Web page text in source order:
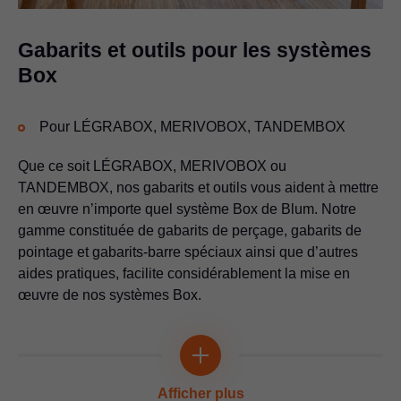
Pour déterminer la position de la contreplaque à visser TIP-ON
Vidéo d’application
Gabarit unique universel
Pour le préperçage des positions de montage pour coulisses
corps de meuble, réservoirs de force, embases et supports
Poinçon pour embase
Gabarits et outils pour les systèmes
Box
Pour LÉGRABOX, MERIVOBOX, TANDEMBOX
Que ce soit LÉGRABOX, MERIVOBOX ou
TANDEMBOX, nos gabarits et outils vous aident à mettre
en œuvre n’importe quel système Box de Blum. Notre
gamme constituée de gabarits de perçage, gabarits de
pointage et gabarits-barre spéciaux ainsi que d’autres
aides pratiques, facilite considérablement la mise en
œuvre de nos systèmes Box.
Afficher plus